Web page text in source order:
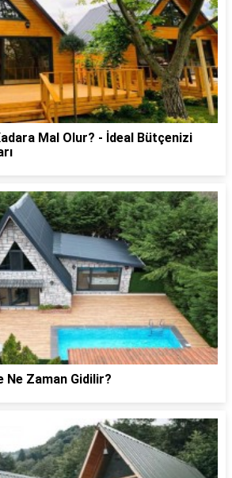
Mal Olur? - İdeal Bütçenizi
Ne Zaman Gidilir?